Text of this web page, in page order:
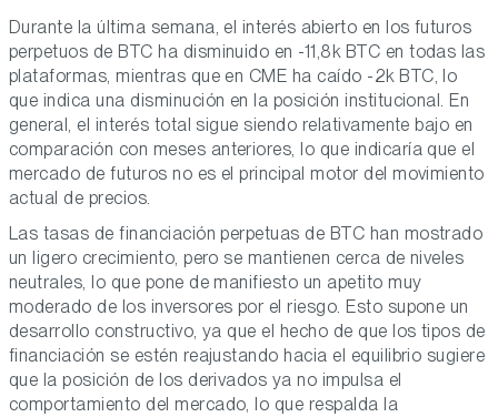
Durante la última semana, el interés abierto en los futuros
perpetuos de BTC ha disminuido en -11,8k BTC en todas las
plataformas, mientras que en CME ha caído -2k BTC, lo
que indica una disminución en la posición institucional. En
general, el interés total sigue siendo relativamente bajo en
comparación con meses anteriores, lo que indicaría que el
mercado de futuros no es el principal motor del movimiento
actual de precios.
Las tasas de financiación perpetuas de BTC han mostrado
un ligero crecimiento, pero se mantienen cerca de niveles
neutrales, lo que pone de manifiesto un apetito muy
moderado de los inversores por el riesgo. Esto supone un
desarrollo constructivo, ya que el hecho de que los tipos de
financiación se estén reajustando hacia el equilibrio sugiere
que la posición de los derivados ya no impulsa el
comportamiento del mercado, lo que respalda la